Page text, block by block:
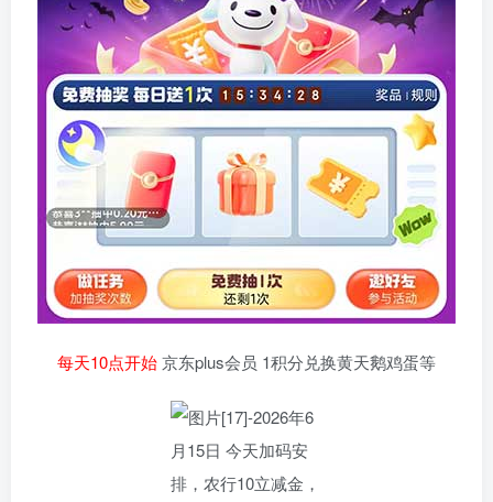
每天10点开始京东plus会员 1积分兑换黄天鹅鸡蛋等